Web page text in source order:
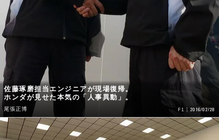
佐藤琢磨担当エンジニアが現場復帰。
ホンダが見せた本気の「人事異動」。
尾張正博 F1 2016/02/28